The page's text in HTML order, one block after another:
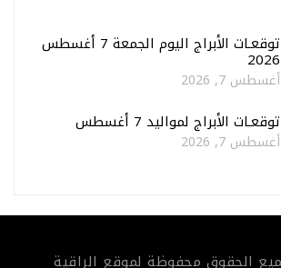
توقعـات الأبراج اليوم الجمعة 7 أغسطس
2026
أغسطس 7, 2026
توقعـات الأبراج لمواليد 7 أغسطس
أغسطس 7, 2026